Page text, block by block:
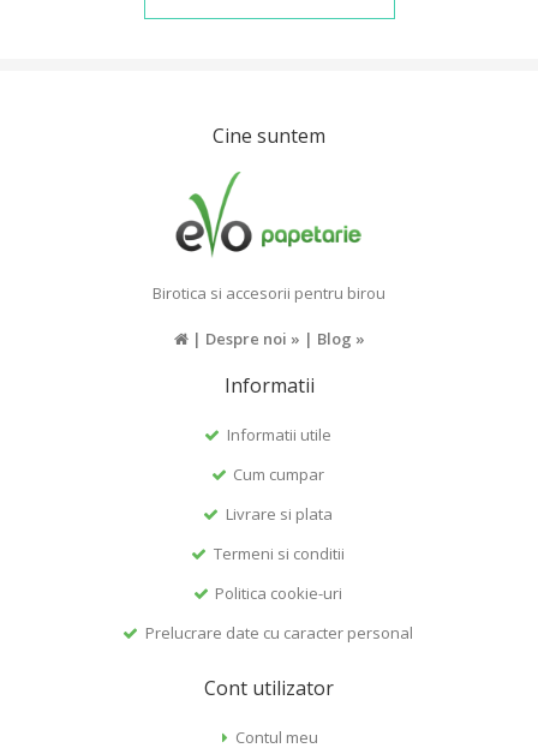
Cine suntem
Birotica si accesorii pentru birou
| Despre noi » | Blog »
Informatii
Informatii utile
Cum cumpar
Livrare si plata
Termeni si conditii
Politica cookie-uri
Prelucrare date cu caracter personal
Cont utilizator
Contul meu